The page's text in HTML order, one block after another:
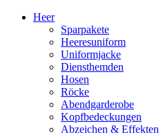
Heer
Sparpakete
Heeresuniform
Uniformjacke
Diensthemden
Hosen
Röcke
Abendgarderobe
Kopfbedeckungen
Abzeichen & Effekten